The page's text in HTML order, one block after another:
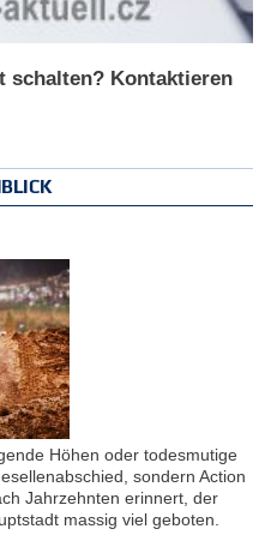
schalten? Kontaktieren
Höhen oder todesmutige
sondern Action
Jahrzehnten erinnert, der
massig viel geboten.